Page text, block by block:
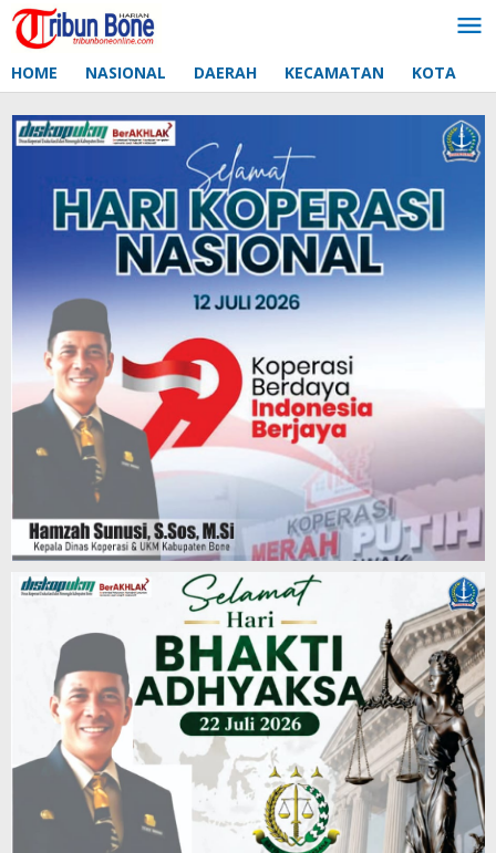
Lewati
ke
HOME NASIONAL DAERAH KECAMATAN KOTA